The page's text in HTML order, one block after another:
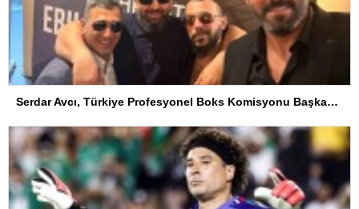
Serdar Avcı, Türkiye Profesyonel Boks Komisyonu Başkanı Seçildi